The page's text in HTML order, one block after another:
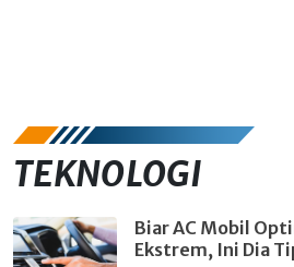
TEKNOLOGI
Biar AC Mobil
Ekstrem, Ini Dia